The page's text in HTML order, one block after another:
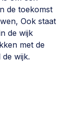
democratie >
de toekomst
Ook staat
de wijk
met de
wijk.